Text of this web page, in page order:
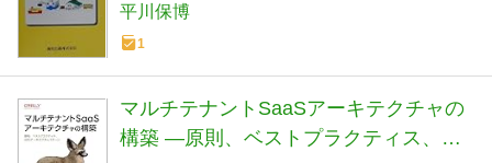
平川保博
1
マルチテナントSaaSアーキテクチャの
構築 ―原則、ベストプラクティス、